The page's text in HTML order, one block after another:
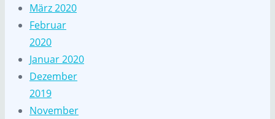
März 2020
Februar
2020
Januar 2020
Dezember
2019
November